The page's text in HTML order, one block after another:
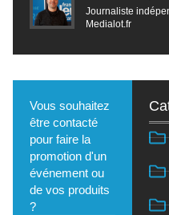
Journaliste
Medialot.fr
Vous souhaitez
être contacté
pour faire la
promotion d'un
événement ou
de vos produits
?